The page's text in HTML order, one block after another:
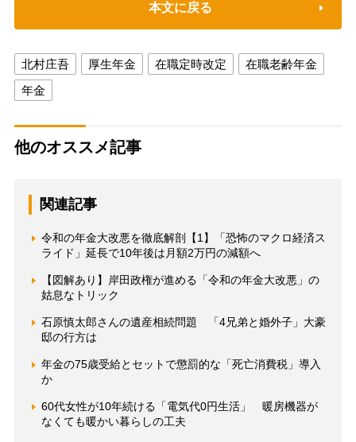
本文に戻る
北村庄吾 厚生年金 在職定時改定
在職老齢年金
年金
他のオススメ記事
関連記事
令和の年金大改悪を徹底解剖【1】「恐怖のマクロ経済ス
ライド」延長で10年後は月額2万円の減額へ
【図解あり】岸田政権が進める「令和の年金大改悪」の
姑息なトリック
石原慎太郎さんの遺産相続問題 「4兄弟と婚外子」大豪
邸の行方は
年金の75歳受給とセットで懲罰的な「死亡消費税」導入
か
60代女性が10年続ける「電気代0円生活」 暖房機器が
なくても暖かい暮らしの工夫